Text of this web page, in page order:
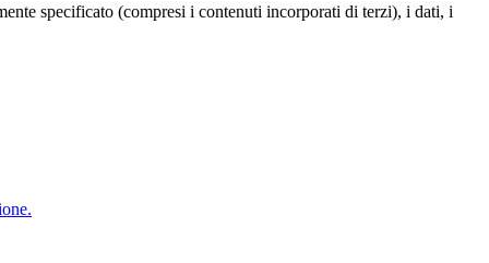
specificato (compresi i contenuti incorporati di terzi), i dati, i